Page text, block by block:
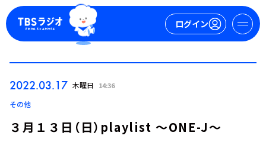
ログイン
2022.03.17 木曜日 14:36
その他
３月１３日（日）playlist ～ONE-J～